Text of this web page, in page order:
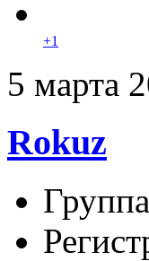
+1
5 марта
Rokuz